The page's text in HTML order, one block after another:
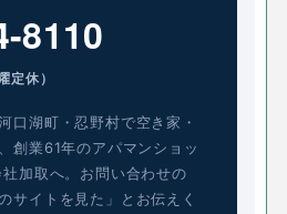
8110
休）
口湖町・忍野村で空き家・
創業61年のアパマンショッ
加取へ。お問い合わせの
サイトを見た」とお伝えく